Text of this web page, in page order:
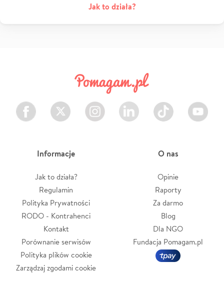
Jak to działa?
Facebook Twitter Instagram LinkedIn TikTok Youtube
Informacje
Jak to działa?
Regulamin
Polityka Prywatności
RODO - Kontrahenci
Kontakt
Porównanie serwisów
Polityka plików cookie
Zarządzaj zgodami cookie
O nas
Opinie
Raporty
Za darmo
Blog
Dla NGO
Fundacja Pomagam.pl